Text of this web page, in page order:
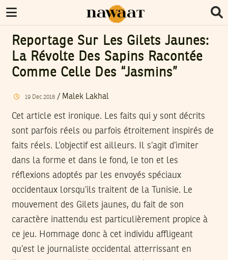
Reportage Sur Les Gilets Jaunes:
La Révolte Des Sapins Racontée
Comme Celle Des “jasmins”
19 Dec 2018/ Malek Lakhal
Cet article est ironique. Les faits qui y sont décrits
sont parfois réels ou parfois étroitement inspirés de
faits réels. L’objectif est ailleurs. Il s’agit d’imiter
dans la forme et dans le fond, le ton et les
réflexions adoptés par les envoyés spéciaux
occidentaux lorsqu’ils traitent de la Tunisie. Le
mouvement des Gilets jaunes, du fait de son
caractère inattendu est particulièrement propice à
ce jeu. Hommage donc à cet individu affligeant
qu’est le journaliste occidental atterrissant en